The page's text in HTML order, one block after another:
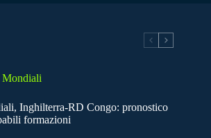
Mondiali
Inghilterra-RD Congo: pronostico
formazioni